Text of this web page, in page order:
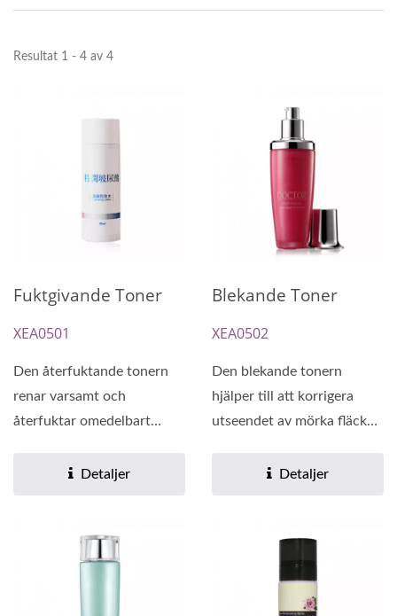
Resultat 1 - 4 av 4
Fuktgivande Toner
XEA0501
Den återfuktande tonern
renar varsamt och
återfuktar omedelbart
Detaljer
Blekande Toner
XEA0502
Den blekande tonern
hjälper till att korrigera
utseendet av mörka fläckar
Detaljer